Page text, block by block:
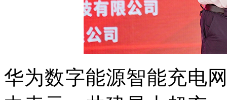
华为数字能源智能充电